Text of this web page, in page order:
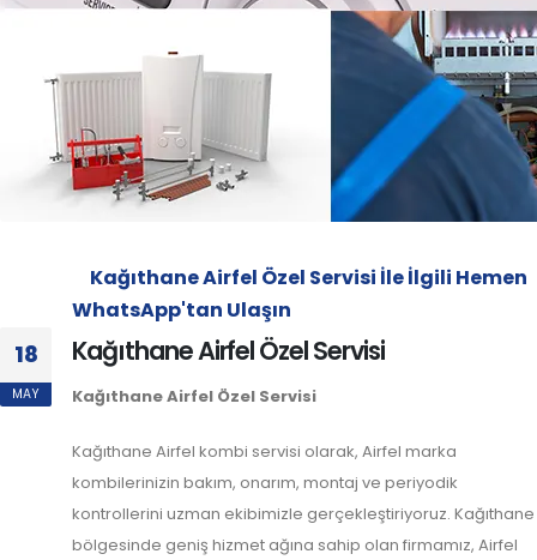
Kağıthane Airfel Özel Servisi İle İlgili Hemen
WhatsApp'tan Ulaşın
18
MAY
Kağıthane Airfel Özel Servisi
Kağıthane Airfel Özel Servisi
Kağıthane Airfel kombi servisi olarak, Airfel marka
kombilerinizin bakım, onarım, montaj ve periyodik
kontrollerini uzman ekibimizle gerçekleştiriyoruz. Kağıthane
bölgesinde geniş hizmet ağına sahip olan firmamız, Airfel